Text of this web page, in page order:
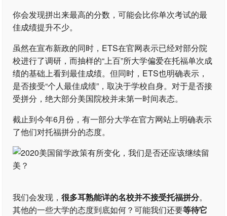
你会发现拼出来最高的分数，可能会比你单次考试的最
佳成绩提升不少。
虽然在宣布新政的同时，ETS在官网表示已经对部分院
校进行了调研，而抽样的“上百”所大学偏爱在托福单次成
绩的基础上看到最佳成绩。但同时，ETS也明确表示，
是否接受“个人最佳成绩”，取决于学校自身。对于是否接
受拼分，绝大部分美国院校并未第一时间表态。
截止到今年6月份，有一部分大学在官方网站上明确表示
了他们对托福拼分的态度。
我们会发现，很多耳熟能详的名校并不接受托福拼分。
其他的一些大学的态度到底如何？可能我们还要等待它